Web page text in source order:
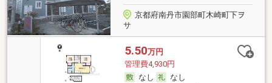
京都府南丹市園部町木崎町下ヲ
サ
5.50万円
管理費4,930円
なし
なし